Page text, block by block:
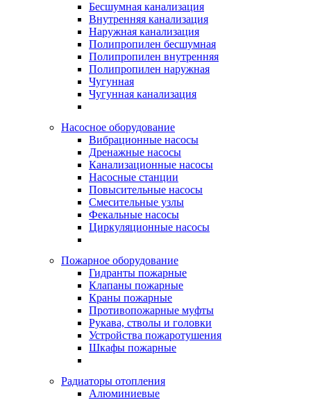
Бесшумная канализация
Внутренняя канализация
Наружная канализация
Полипропилен бесшумная
Полипропилен внутренняя
Полипропилен наружная
Чугунная
Чугунная канализация
Насосное оборудование
Вибрационные насосы
Дренажные насосы
Канализационные насосы
Насосные станции
Повысительные насосы
Смесительные узлы
Фекальные насосы
Циркуляционные насосы
Пожарное оборудование
Гидранты пожарные
Клапаны пожарные
Краны пожарные
Противопожарные муфты
Рукава, стволы и головки
Устройства пожаротушения
Шкафы пожарные
Радиаторы отопления
Алюминиевые